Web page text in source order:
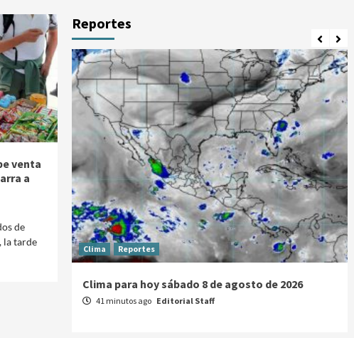
venta
a
de
la tarde
Reportes
Clima Reportes
Clima para hoy sábado 8 de agosto de 2026
41 minutos ago Editorial Staff